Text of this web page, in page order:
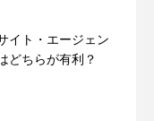
イト・エージェン
どちらが有利？